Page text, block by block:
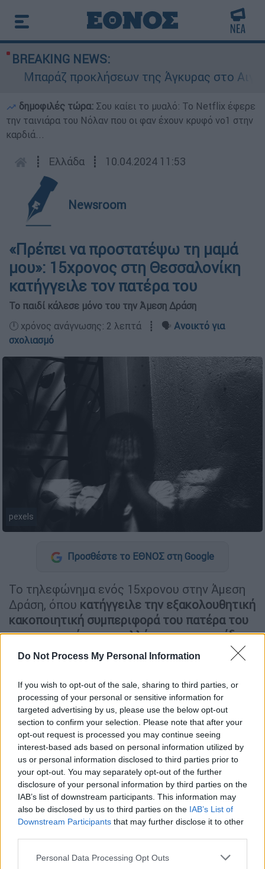
Do Not Process My Personal Information
If you wish to opt-out of the sale, sharing to third parties, or
processing of your personal or sensitive information for
targeted advertising by us, please use the below opt-out
section to confirm your selection. Please note that after your
opt-out request is processed you may continue seeing
interest-based ads based on personal information utilized by
us or personal information disclosed to third parties prior to
your opt-out. You may separately opt-out of the further
disclosure of your personal information by third parties on the
IAB’s list of downstream participants. This information may
also be disclosed by us to third parties on the IAB’s List of
Downstream Participants that may further disclose it to other
Please note that this website/app uses one or more Google
Personal Data Processing Opt Outs
BREAKING NEWS:
Μπαράζ προκλήσεων της Άγκυρας στο Αιγαίο:
δημοφιλές τώρα: Σου καίει το μυαλό: Το Netflix έφερε
την ταινιάρα του Νόλαν που οι φαν έχουν κρυφό νο1 στην
καρδιά...
┋ Ελλάδα ┋ 10.04.2024 11:53
Newsroom
«Πρέπει να προστατέψω τη μαμά
μου»: 15χρονος στη Θεσσαλονίκη
κατήγγειλε τον πατέρα του
To παιδί κάλεσε μόνο του την Άμεση Δράση
🕛 χρόνος ανάγνωσης: 2 λεπτά ┋ 🗣️ Ανοικτό για
σχολιασμό
pexels
Προσθέστε το ΕΘΝΟΣ στη Google
Το τηλεφώνημα ενός 15χρονου στην Άμεση
Δράση, όπου κατήγγειλε την εξακολουθητική
κακοποιητική συμπεριφορά του πατέρα του
προς τη μητέρα του, αλλά και προς τον ίδιο,
οδήγησε στη σύλληψη ενός 50χρονου, στη
Θεσσαλονίκη. Όπως αναφέρει το ΑΠΕ-ΜΠΕ,
είχε προηγηθεί τα προηγούμενα 24ωρα ένα
ακόμη περιστατικό ενδοοικογενειακής βίας
σε βάρος της 44χρονης μητέρας του με
δράστη τον 50χρονο.
Με νωπές τις μνήμες από προηγούμενα
ανάλογα επεισόδια, ο 15χρονος, μαθητής του
γυμνασίου, δέχθηκε τηλεφώνημα από
οικογενειακή φίλη, στην οποία είχε
απευθυνθεί νωρίτερα η μητέρα του, με την
τελευταία να παραπονιέται ότι δεν